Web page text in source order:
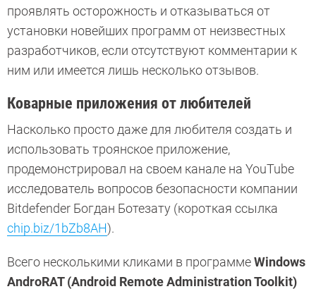
проявлять осторожность и отказываться от
установки новейших программ от неизвестных
разработчиков, если отсутствуют комментарии к
ним или имеется лишь несколько отзывов.
Коварные приложения от любителей
Насколько просто даже для любителя создать и
использовать троянское приложение,
продемонстрировал на своем канале на YouTube
исследователь вопросов безопасности компании
Bitdefender Богдан Ботезату (короткая ссылка
chip.biz/1bZb8AH).
Всего несколькими кликами в программеWindows
AndroRAT (Android Remote Administration Toolkit)